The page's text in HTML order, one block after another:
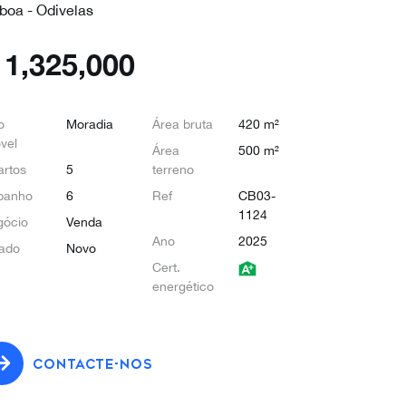
- Odivelas
1,325,000
Moradia
5
6
Venda
Novo
Área bruta
420 m²
Área
terreno
500 m²
Ref
CB03-
1124
Ano
2025
Cert.
energético
CONTACTE-NOS